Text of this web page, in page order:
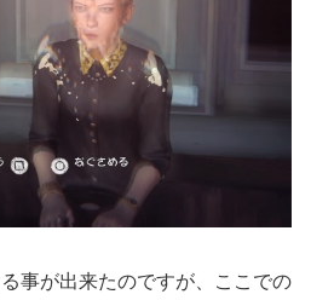
事が出来たのですが、ここでの